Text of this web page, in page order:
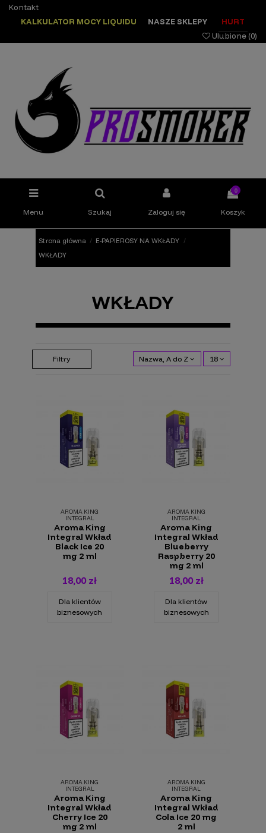
Kontakt
KALKULATOR MOCY LIQUIDU
NASZE SKLEPY
HURT
Ulubione (0)
Menu Szukaj Zaloguj się
0
Koszyk
Strona główna
E-PAPIEROSY NA WKŁADY
WKŁADY
WKŁADY
Filtry Nazwa, A do Z 18
AROMA KING
INTEGRAL
Aroma King
Integral Wkład
Black Ice 20
mg 2 ml
18,00 zł
Dla klientów
biznesowych
AROMA KING
INTEGRAL
Aroma King
Integral Wkład
Blueberry
Raspberry 20
mg 2 ml
18,00 zł
Dla klientów
biznesowych
AROMA KING
INTEGRAL
Aroma King
Integral Wkład
Cherry Ice 20
mg 2 ml
AROMA KING
INTEGRAL
Aroma King
Integral Wkład
Cola Ice 20 mg
2 ml